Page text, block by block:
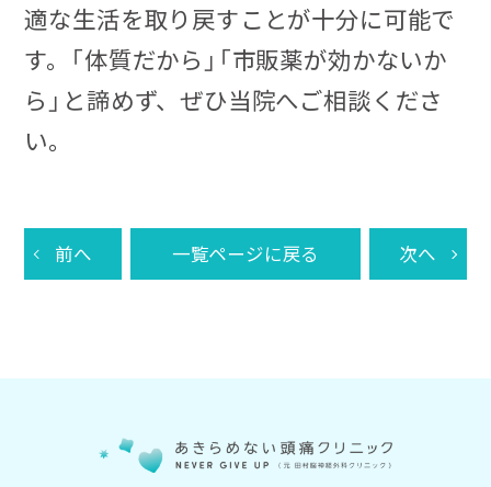
適な生活を取り戻すことが十分に可能で
す。「体質だから」「市販薬が効かないか
ら」と諦めず、ぜひ当院へご相談くださ
い。
前へ 一覧ページに戻る 次へ